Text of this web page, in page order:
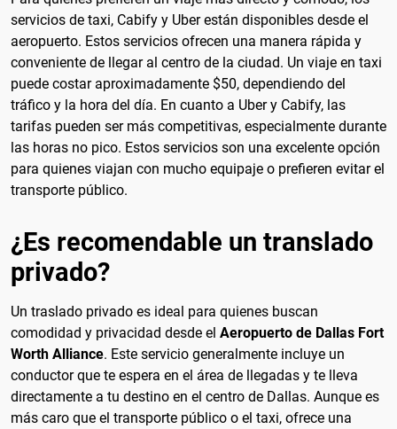
servicios de taxi, Cabify y Uber están disponibles desde el
aeropuerto. Estos servicios ofrecen una manera rápida y
conveniente de llegar al centro de la ciudad. Un viaje en taxi
puede costar aproximadamente $50, dependiendo del
tráfico y la hora del día. En cuanto a Uber y Cabify, las
tarifas pueden ser más competitivas, especialmente durante
las horas no pico. Estos servicios son una excelente opción
para quienes viajan con mucho equipaje o prefieren evitar el
transporte público.
¿Es recomendable un translado
privado?
Un traslado privado es ideal para quienes buscan
comodidad y privacidad desde el Aeropuerto de Dallas Fort
Worth Alliance. Este servicio generalmente incluye un
conductor que te espera en el área de llegadas y te lleva
directamente a tu destino en el centro de Dallas. Aunque es
más caro que el transporte público o el taxi, ofrece una